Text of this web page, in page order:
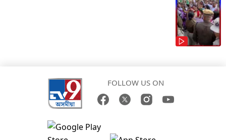
FOLLOW US ON